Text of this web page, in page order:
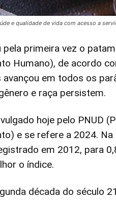
e qualidade de vida com acesso a
pela primeira vez o
Humano), de acordo
avançou em todos os
e raça persistem.
hoje pelo PNUD
e se refere a 2024.
em 2012, para
o índice.
década do século